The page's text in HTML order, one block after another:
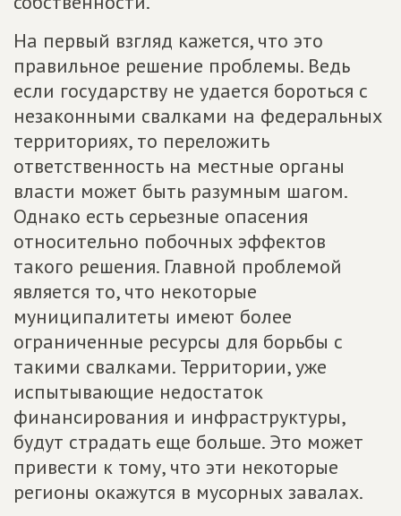
На первый взгляд кажется, что это
правильное решение проблемы. Ведь
если государству не удается бороться с
незаконными свалками на федеральных
территориях, то переложить
ответственность на местные органы
власти может быть разумным шагом.
Однако есть серьезные опасения
относительно побочных эффектов
такого решения. Главной проблемой
является то, что некоторые
муниципалитеты имеют более
ограниченные ресурсы для борьбы с
такими свалками. Территории, уже
испытывающие недостаток
финансирования и инфраструктуры,
будут страдать еще больше. Это может
привести к тому, что эти некоторые
регионы окажутся в мусорных завалах.